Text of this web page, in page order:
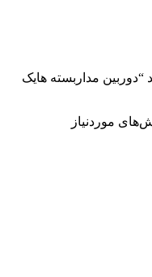
مداربسته هایک
موردنیاز